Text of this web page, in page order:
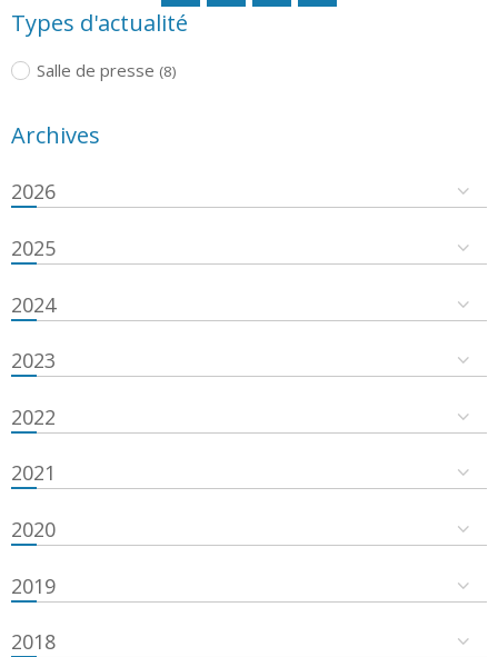
Types d'actualité
Salle de presse (8)
Archives
2026
2025
2024
2023
2022
2021
2020
2019
2018